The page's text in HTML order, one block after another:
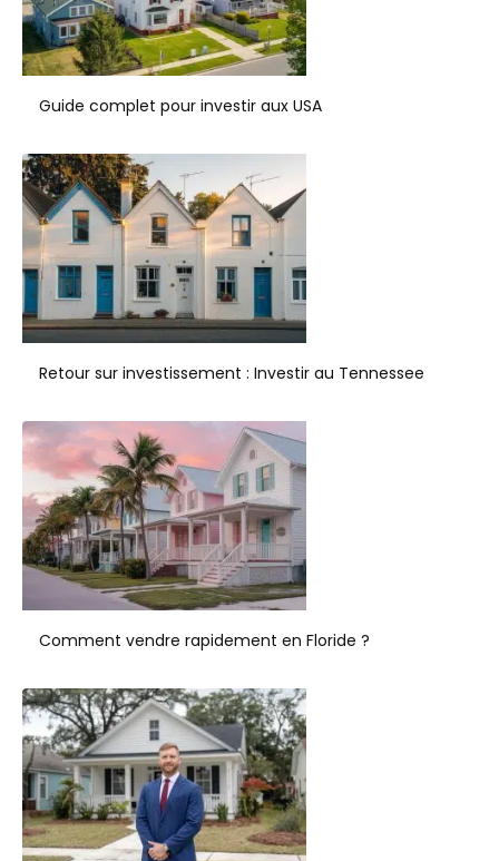
Guide complet pour investir aux USA
Retour sur investissement : Investir au Tennessee
Comment vendre rapidement en Floride ?